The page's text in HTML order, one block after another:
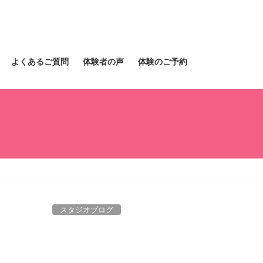
よくあるご質問 体験者の声 体験のご予約
スタジオブログ